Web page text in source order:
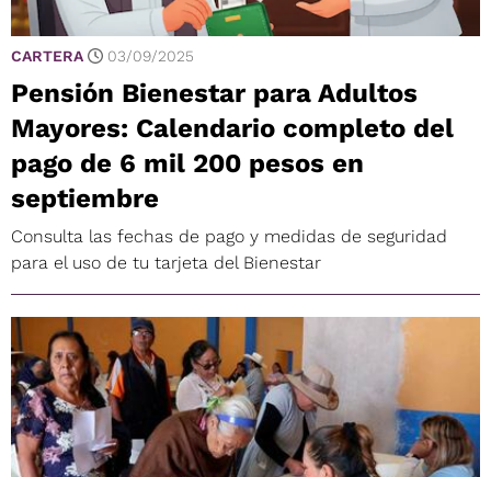
CARTERA 03/09/2025
Pensión Bienestar para Adultos
Mayores: Calendario completo del
pago de 6 mil 200 pesos en
septiembre
Consulta las fechas de pago y medidas de seguridad
para el uso de tu tarjeta del Bienestar